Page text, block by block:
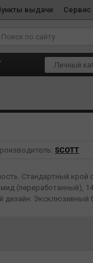
выдачи Сервис
Личный
SCOTT
Стандартный крой
(переработанный),
Эксклюзивный